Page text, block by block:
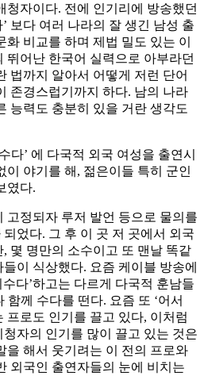
청자이다. 전에 인기리에 방송했던
보다 여러 나라의 잘 생긴 남성 출
비교를 하며 제법 밀도 있는 이
뛰어난 한국어 실력으로 아부라던
법까지 알아서 어떻게 저런 단어
존경스럽기까지 하다. 남의 나라
능력도 충분히 있을 거란 생각도
다’ 에 다국적 외국 여성을 출연시
이 야기를 해, 젊은이들 특히 군인
였다.
고정되자 루저 발언 등으로 물의를
었다. 그 후 이 곳 저 곳에서 외국
몇 명만의 소수이고 또 맨날 똑같
이 식상했다. 요즘 케이블 방송에
수다’하고는 다르게 다국적 훈남들
함께 수다를 떤다. 요즘 또 ‘어서
프로도 인기를 끌고 있다, 이처럼
자의 인기를 많이 끌고 있는 것은
을 해서 웃기려는 이 전의 프로와
외국인 출연자들의 눈에 비치는